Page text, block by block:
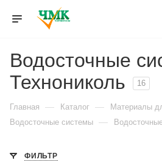
Водосточные
Технониколь
16
Главная — Каталог — Материалы
Водосточные системы —
ФИЛЬТР